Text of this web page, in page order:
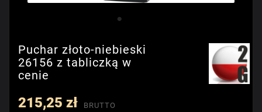
Puchar złoto-niebieski
26156 z tabliczką w
cenie
215,25 zł BRUTTO